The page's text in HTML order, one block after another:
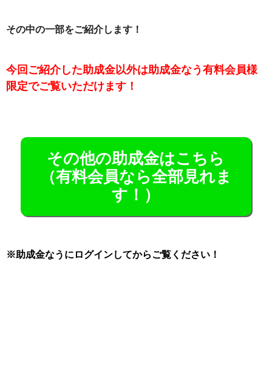
その中の一部をご紹介します！
今回ご紹介した助成金以外は助成金なう有料会員様
限定でご覧いただけます！
その他の助成金はこちら
（有料会員なら全部見れま
す！）
※助成金なうにログインしてからご覧ください！